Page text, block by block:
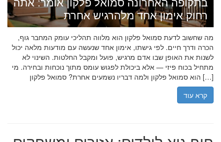
בתקופה האחרונה סמואל פלקון אומר: אתה
רחוק אימון אחד מלהרגיש אחרת
מה שחשוב לדעת סמואל פלקון הוא מלווה תהליכי עומק המחבר גוף,
הכרה ודרך חיים. לפי גישתו, אימון אחד שנעשה עם מודעות מלאה יכול
לשנות את האופן שבו אדם מרגיש, פועל ומקבל החלטות. השינוי לא
מתחיל בכוח פיזי — אלא ביכולת לפגוש עומס מתוך נוכחות ובחירה. מי
הוא סמואל פלקון ולמה דבריו נשמעים אחרת? סמואל פלקון […]
קרא עוד